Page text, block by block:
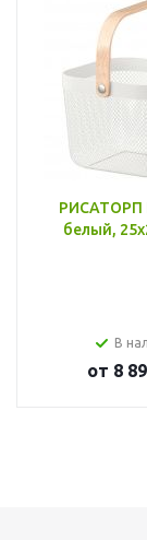
РИСАТОРП
белый,
В
от 8